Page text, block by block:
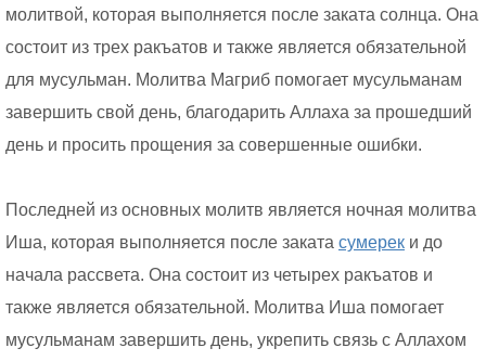
молитвой, которая выполняется после заката солнца. Она
состоит из трех ракъатов и также является обязательной
для мусульман. Молитва Магриб помогает мусульманам
завершить свой день, благодарить Аллаха за прошедший
день и просить прощения за совершенные ошибки.
Последней из основных молитв является ночная молитва
Иша, которая выполняется после заката сумерек и до
начала рассвета. Она состоит из четырех ракъатов и
также является обязательной. Молитва Иша помогает
мусульманам завершить день, укрепить связь с Аллахом